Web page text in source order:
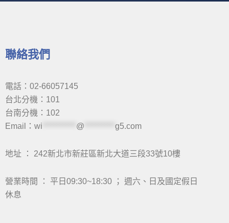
聯絡我們
電話：02-66057145
台北分機：101
台南分機：102
Email： wi @ g5.com
地址 ： 242新北市新莊區新北大道三段33號10樓
營業時間 ： 平日09:30~18:30 ； 週六、日及國定假日
休息